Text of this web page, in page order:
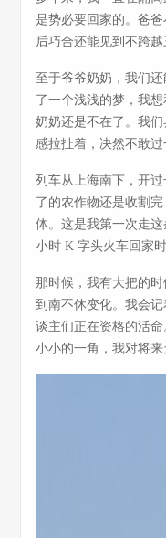
是势必要回家的。爸
后巧合还能见到不跨越
至于爷爷奶奶，我们
了一个浅浅的梦，我
奶奶还是不在了。我
感拉扯着，决然不敢过
列车从上海南下，开
了的农作物还是收割
体。这是我第一次走
小时 K 字头火车回家
那时候，我有大把的
到南不休变化。我会
谈主们正在资格的活
小小的一角，我对将来